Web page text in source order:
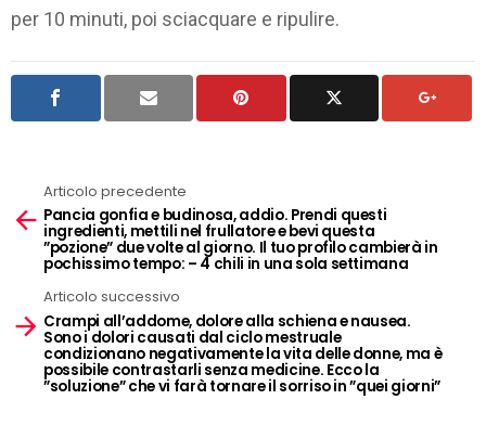
per 10 minuti, poi sciacquare e ripulire.
more
Articolo precedente
Pancia gonfia e budinosa, addio. Prendi questi
ingredienti, mettili nel frullatore e bevi questa
”pozione” due volte al giorno. Il tuo profilo cambierà in
pochissimo tempo: – 4 chili in una sola settimana
Articolo successivo
Crampi all’addome, dolore alla schiena e nausea.
Sono i dolori causati dal ciclo mestruale
condizionano negativamente la vita delle donne, ma è
possibile contrastarli senza medicine. Ecco la
”soluzione” che vi farà tornare il sorriso in ”quei giorni”